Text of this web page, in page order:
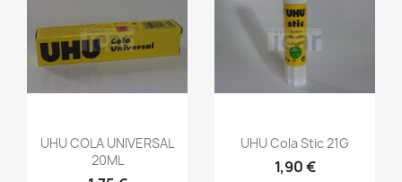
UHU COLA UNIVERSAL
20ML
UHU Cola Stic 21G
1,90 €